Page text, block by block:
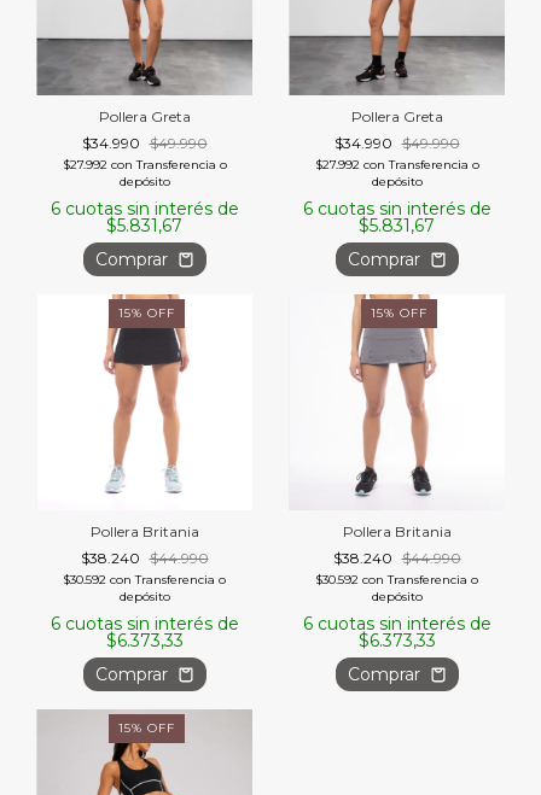
Pollera Greta
$34.990 $49.990
$27.992 con Transferencia o
depósito
6 cuotas sin interés de
$5.831,67
Comprar
Pollera Greta
$34.990 $49.990
$27.992 con Transferencia o
depósito
6 cuotas sin interés de
$5.831,67
Comprar
15% OFF
Pollera Britania
$38.240 $44.990
$30.592 con Transferencia o
depósito
6 cuotas sin interés de
$6.373,33
Comprar
15% OFF
Pollera Britania
$38.240 $44.990
$30.592 con Transferencia o
depósito
6 cuotas sin interés de
$6.373,33
Comprar
15% OFF